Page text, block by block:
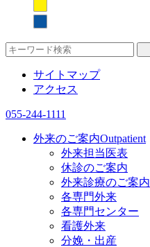
サイトマップ
アクセス
055-244-1111
外来のご案内Outpatient
外来担当医表
休診のご案内
外来診療のご案内
各専門外来
各専門センター
看護外来
分娩・出産